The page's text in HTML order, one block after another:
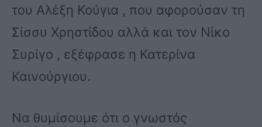
του Αλέξη Κούγια , που αφορούσαν τη
Σίσσυ Χρηστίδου αλλά και τον Νίκο
Συρίγο , εξέφρασε η Κατερίνα
Καινούργιου.
Να θυμίσουμε ότι ο γνωστός